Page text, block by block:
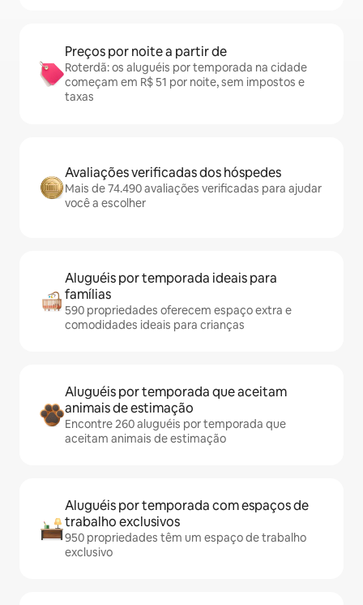
Preços por noite a partir de
Roterdã: os aluguéis por temporada na cidade
começam em R$ 51 por noite, sem impostos e
taxas
Avaliações verificadas dos hóspedes
Mais de 74.490 avaliações verificadas para ajudar
você a escolher
Aluguéis por temporada ideais para
famílias
590 propriedades oferecem espaço extra e
comodidades ideais para crianças
Aluguéis por temporada que aceitam
animais de estimação
Encontre 260 aluguéis por temporada que
aceitam animais de estimação
Aluguéis por temporada com espaços de
trabalho exclusivos
950 propriedades têm um espaço de trabalho
exclusivo